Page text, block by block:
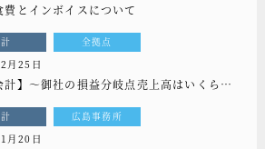
費とインボイスについて
全拠点
月25日
計】～御社の損益分岐点売上高はいくらで
広島事務所
月20日